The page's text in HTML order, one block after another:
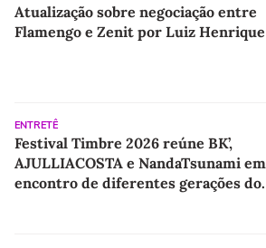
Atualização sobre negociação entre
Flamengo e Zenit por Luiz Henrique
ENTRETÊ
Festival Timbre 2026 reúne BK’,
AJULLIACOSTA e NandaTsunami em
encontro de diferentes gerações do